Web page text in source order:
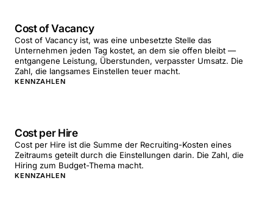
Cost of Vacancy
Cost of Vacancy ist, was eine unbesetzte Stelle das
Unternehmen jeden Tag kostet, an dem sie offen bleibt —
entgangene Leistung, Überstunden, verpasster Umsatz. Die
Zahl, die langsames Einstellen teuer macht.
KENNZAHLEN
Cost per Hire
Cost per Hire ist die Summe der Recruiting-Kosten eines
Zeitraums geteilt durch die Einstellungen darin. Die Zahl, die
Hiring zum Budget-Thema macht.
KENNZAHLEN